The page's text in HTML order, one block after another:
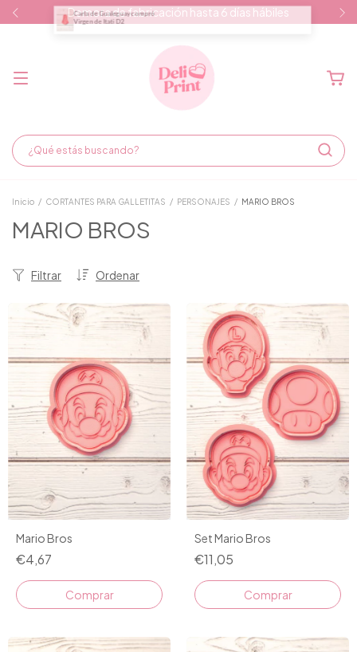
Demora de fabricación hasta 6 días hábiles
Inicio / CORTANTES PARA GALLETITAS / PERSONAJES / MARIO BROS
MARIO BROS
Ordenar
Filtrar
Mario Bros
€4,67
Comprar
Set Mario Bros
€11,05